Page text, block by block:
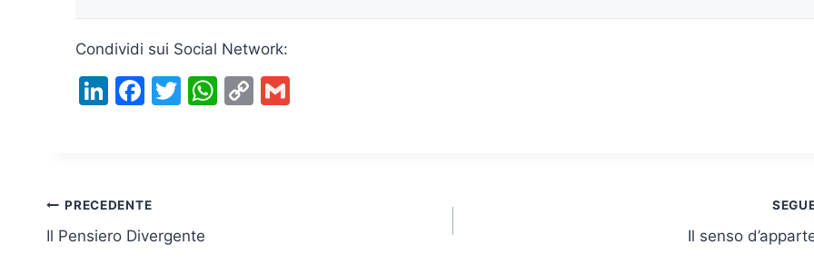
Condividi sui Social Network:
Li
dI
n
F
b
o
T
W C
Navigazione
articoli
PRECEDENTE
Il Pensiero Divergente Il senso